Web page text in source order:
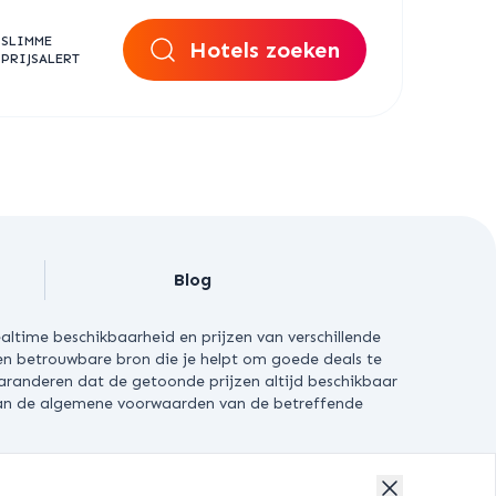
SLIMME
PRIJSALERT
Hotels zoeken
Blog
beschikbaarheid en prijzen van verschillende
betrouwbare bron die je helpt om goede deals te
dat de getoonde prijzen altijd beschikbaar
de algemene voorwaarden van de betreffende